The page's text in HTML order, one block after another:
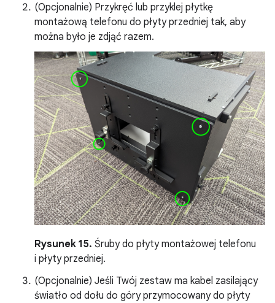
(Opcjonalnie) Przykręć lub przyklej płytkę
montażową telefonu do płyty przedniej tak, aby
można było je zdjąć razem.
Rysunek 15. Śruby do płyty montażowej telefonu
i płyty przedniej.
(Opcjonalnie) Jeśli Twój zestaw ma kabel zasilający
światło od dołu do góry przymocowany do płyty